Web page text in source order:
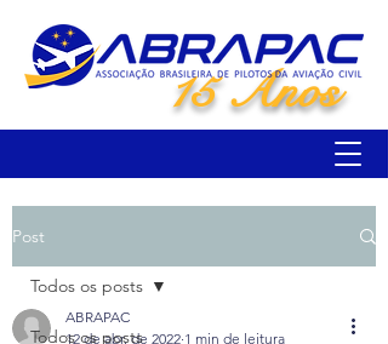
15 Anos
Post
Todos os posts
Todos os posts
ABRAPAC
12 de abr. de 2022 1 min de leitura